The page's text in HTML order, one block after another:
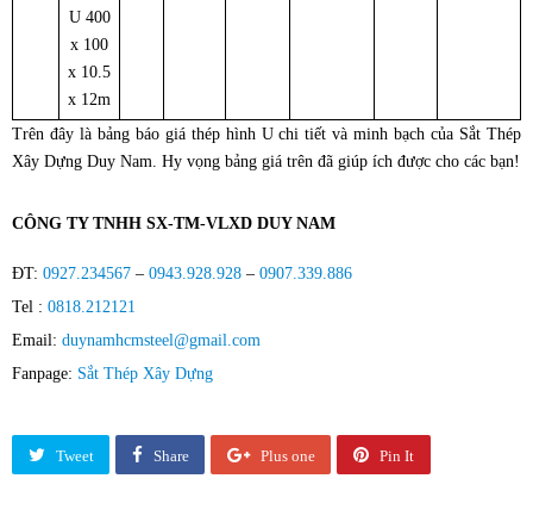
U 400
x 100
x 10.5
x 12m
Trên đây là bảng báo giá thép hình U chi tiết và minh bạch của Sắt Thép
Xây Dựng Duy Nam. Hy vọng bảng giá trên đã giúp ích được cho các bạn!
CÔNG TY TNHH SX-TM-VLXD DUY NAM
ĐT: 0927.234567 – 0943.928.928 – 0907.339.886
Tel : 0818.212121
Email: duynamhcmsteel@gmail.com
Fanpage: Sắt Thép Xây Dựng
Tweet Share Plus one Pin It